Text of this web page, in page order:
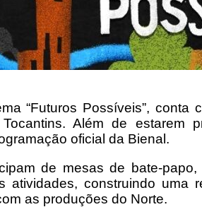
“Futuros Possíveis”, conta
Além de estarem
oficial da Bienal.
de mesas de bate-
atividades, construindo uma
as produções do Norte.